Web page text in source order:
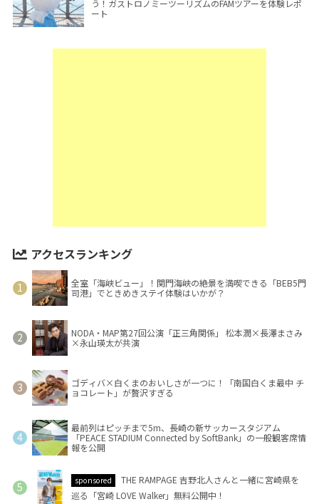
う！ガストロノミーツーリズムのFAMツアーを体験レポ
ート
アクセスランキング
全室「海峡ビュー」！関門海峡の絶景を満喫できる「BEB5門
司港」でときめきステイ体験はいかが？
NODA・MAP第27回公演「正三角関係」 松本潤×長澤まさみ
×永山瑛太が共演
ゴディバ×白くまのおいしさが一つに！「南国白くま最中 チ
ョコレート」が贅沢すぎる
最前列はピッチまで5m、長崎の新サッカースタジアム
「PEACE STADIUM Connected by SoftBank」の一般観客席情
報を公開
sponsored
THE RAMPAGE 吉野北人さんと一緒に宮崎県を
巡る「宮崎 LOVE Walker」無料公開中！